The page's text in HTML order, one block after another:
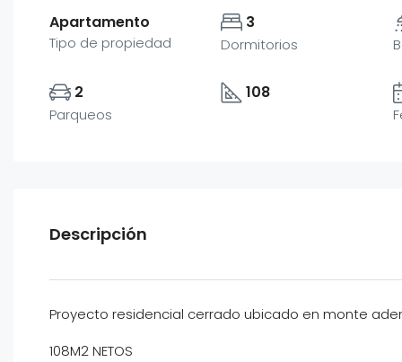
Apartamento
Tipo de propiedad
3
Dormitorios
2
Parqueos
108
Descripción
Proyecto residencial cerrado ubicado en monte
108M2 NETOS